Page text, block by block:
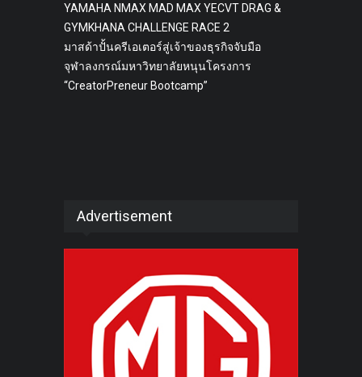
YAMAHA NMAX MAD MAX YECVT DRAG &
GYMKHANA CHALLENGE RACE 2
มาสด้าปั้นครีเอเตอร์สู่เจ้าของธุรกิจจับมือ
จุฬาลงกรณ์มหาวิทยาลัยหนุนโครงการ
“CreatorPreneur Bootcamp”
Advertisement